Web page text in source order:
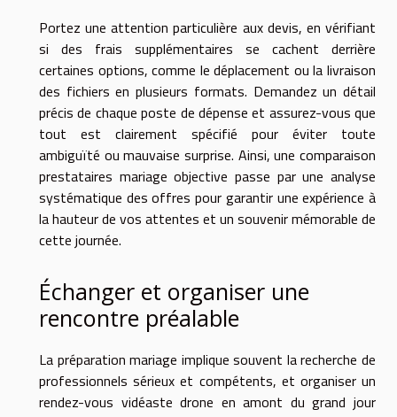
Portez une attention particulière aux devis, en vérifiant
si des frais supplémentaires se cachent derrière
certaines options, comme le déplacement ou la livraison
des fichiers en plusieurs formats. Demandez un détail
précis de chaque poste de dépense et assurez-vous que
tout est clairement spécifié pour éviter toute
ambiguïté ou mauvaise surprise. Ainsi, une comparaison
prestataires mariage objective passe par une analyse
systématique des offres pour garantir une expérience à
la hauteur de vos attentes et un souvenir mémorable de
cette journée.
Échanger et organiser une
rencontre préalable
La préparation mariage implique souvent la recherche de
professionnels sérieux et compétents, et organiser un
rendez-vous vidéaste drone en amont du grand jour